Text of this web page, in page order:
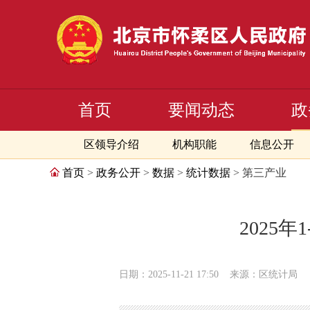
首页 要闻动态
区领导介绍 机构职能 信息公开
首页 > 政务公开 > 数据 > 统计数据 > 第三产业
2025年
日期：2025-11-21 17:50 来源：区统计局